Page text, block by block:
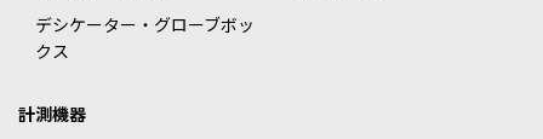
デシケーター・グローブボッ
クス
計測機器